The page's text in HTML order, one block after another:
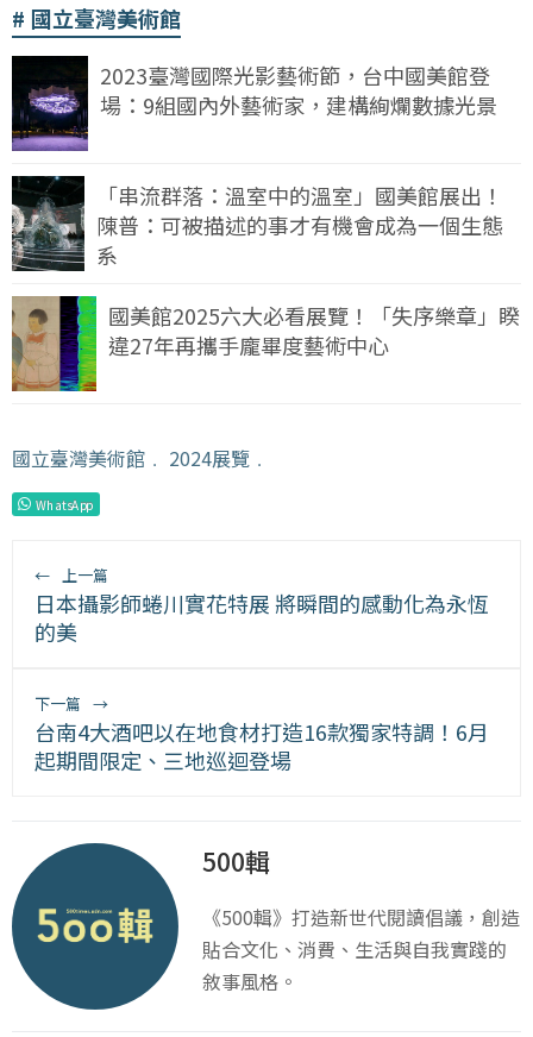
國立臺灣美術館
2023臺灣國際光影藝術節，台中國美館登
場：9組國內外藝術家，建構絢爛數據光景
「串流群落：溫室中的溫室」國美館展出！
陳普：可被描述的事才有機會成為一個生態
系
國美館2025六大必看展覽！「失序樂章」睽
違27年再攜手龐畢度藝術中心
國立臺灣美術館 ﹒ 2024展覽 ﹒
WhatsApp
← 上一篇
日本攝影師蜷川實花特展 將瞬間的感動化為永恆
的美
下一篇 →
台南4大酒吧以在地食材打造16款獨家特調！6月
起期間限定、三地巡迴登場
500輯
《500輯》打造新世代閱讀倡議，創造
貼合文化、消費、生活與自我實踐的
敘事風格。